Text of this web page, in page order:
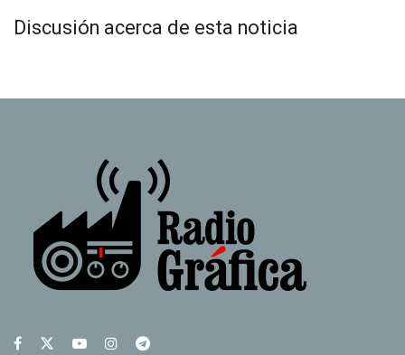
Discusión acerca de esta noticia